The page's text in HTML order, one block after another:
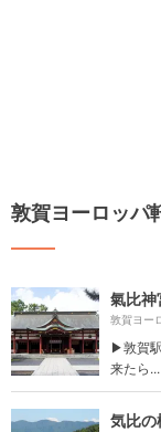
敦賀ヨーロッパ
氣比神
敦賀ヨー
▶︎敦賀
来たら...
気比の